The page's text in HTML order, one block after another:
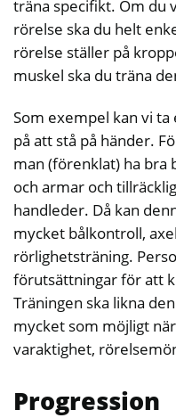
träna specifikt. Om du
rörelse ska du helt
rörelse ställer på
muskel ska du träna
Som exempel kan vi
på att stå på händer.
man (förenklat) ha bra
och armar och
handleder. Då kan
mycket bålkontroll,
rörlighetsträning.
förutsättningar för att
Träningen ska likna
mycket som möjligt
varaktighet,
Progression